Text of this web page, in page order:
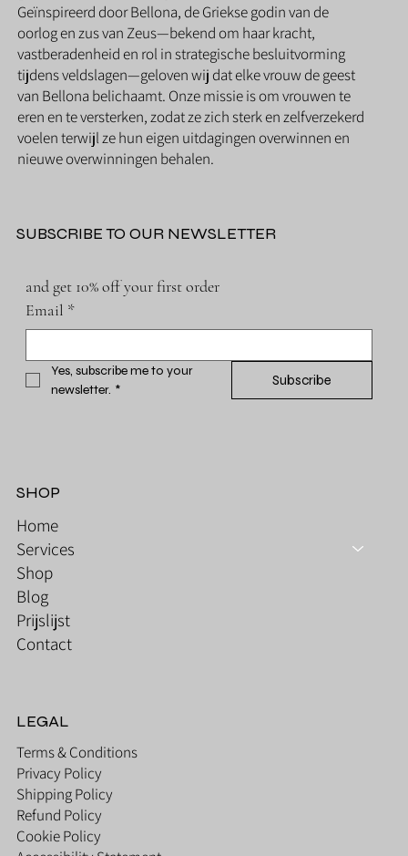
Geïnspireerd door Bellona, de Griekse godin van de
oorlog en zus van Zeus—bekend om haar kracht,
vastberadenheid en rol in strategische besluitvorming
tijdens veldslagen—geloven wij dat elke vrouw de geest
van Bellona belichaamt. Onze missie is om vrouwen te
eren en te versterken, zodat ze zich sterk en zelfverzekerd
voelen terwijl ze hun eigen uitdagingen overwinnen en
nieuwe overwinningen behalen.
SUBSCRIBE TO OUR NEWSLETTER
and get 10% off your first order
Email *
Yes, subscribe me to your
newsletter. *
Subscribe
SHOP
Home
Services
Shop
Blog
Prijslijst
Contact
LEGAL
Terms & Conditions
Privacy Policy
Shipping Policy
Refund Policy
Cookie Policy